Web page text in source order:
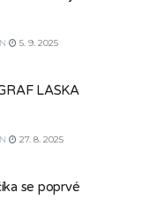
5. 9. 2025
LÁSKA
27. 8. 2025
se poprvé